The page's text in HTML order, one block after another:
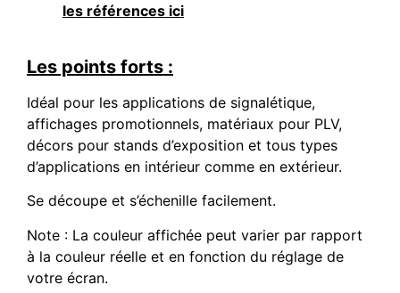
les références ici
Les points forts :
Idéal pour les applications de signalétique,
affichages promotionnels, matériaux pour PLV,
décors pour stands d’exposition et tous types
d’applications en intérieur comme en extérieur.
Se découpe et s’échenille facilement.
Note : La couleur affichée peut varier par rapport
à la couleur réelle et en fonction du réglage de
votre écran.